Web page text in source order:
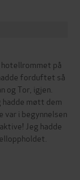
på
forduftet så
og Tor, igjen.
hadde møtt dem
var i begynnelsen
Jeg hadde